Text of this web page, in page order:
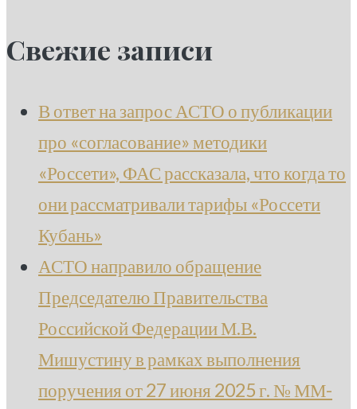
Свежие записи
В ответ на запрос АСТО о публикации
про «согласование» методики
«Россети», ФАС рассказала, что когда то
они рассматривали тарифы «Россети
Кубань»
АСТО направило обращение
Председателю Правительства
Российской Федерации М.В.
Мишустину в рамках выполнения
поручения от 27 июня 2025 г. № ММ-